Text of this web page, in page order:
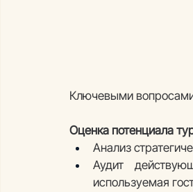
Ключевыми
Оценка потенциала
Анализ
Аудит
используемая